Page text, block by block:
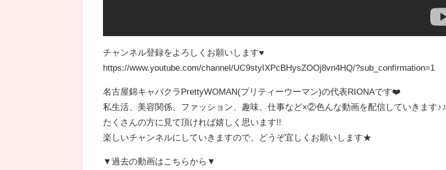
チャンネル登録をよろしくお願いします♥
https://www.youtube.com/channel/UC9styIXPcBHysZOOj8vn4HQ/?sub_confirmation=1
名古屋錦キャバクラPrettyWOMAN(プリティーウーマン)の代表RIONAです❤️
私生活、美容関係、ファッション、趣味、仕事など×②色んな動画を配信していきます♪♪
たくさんの方に見て頂ければ嬉しく思います!!
楽しいチャンネルにしていきますので、どうぞ宜しくお願いします★
▼過去の動画はこちらから▼